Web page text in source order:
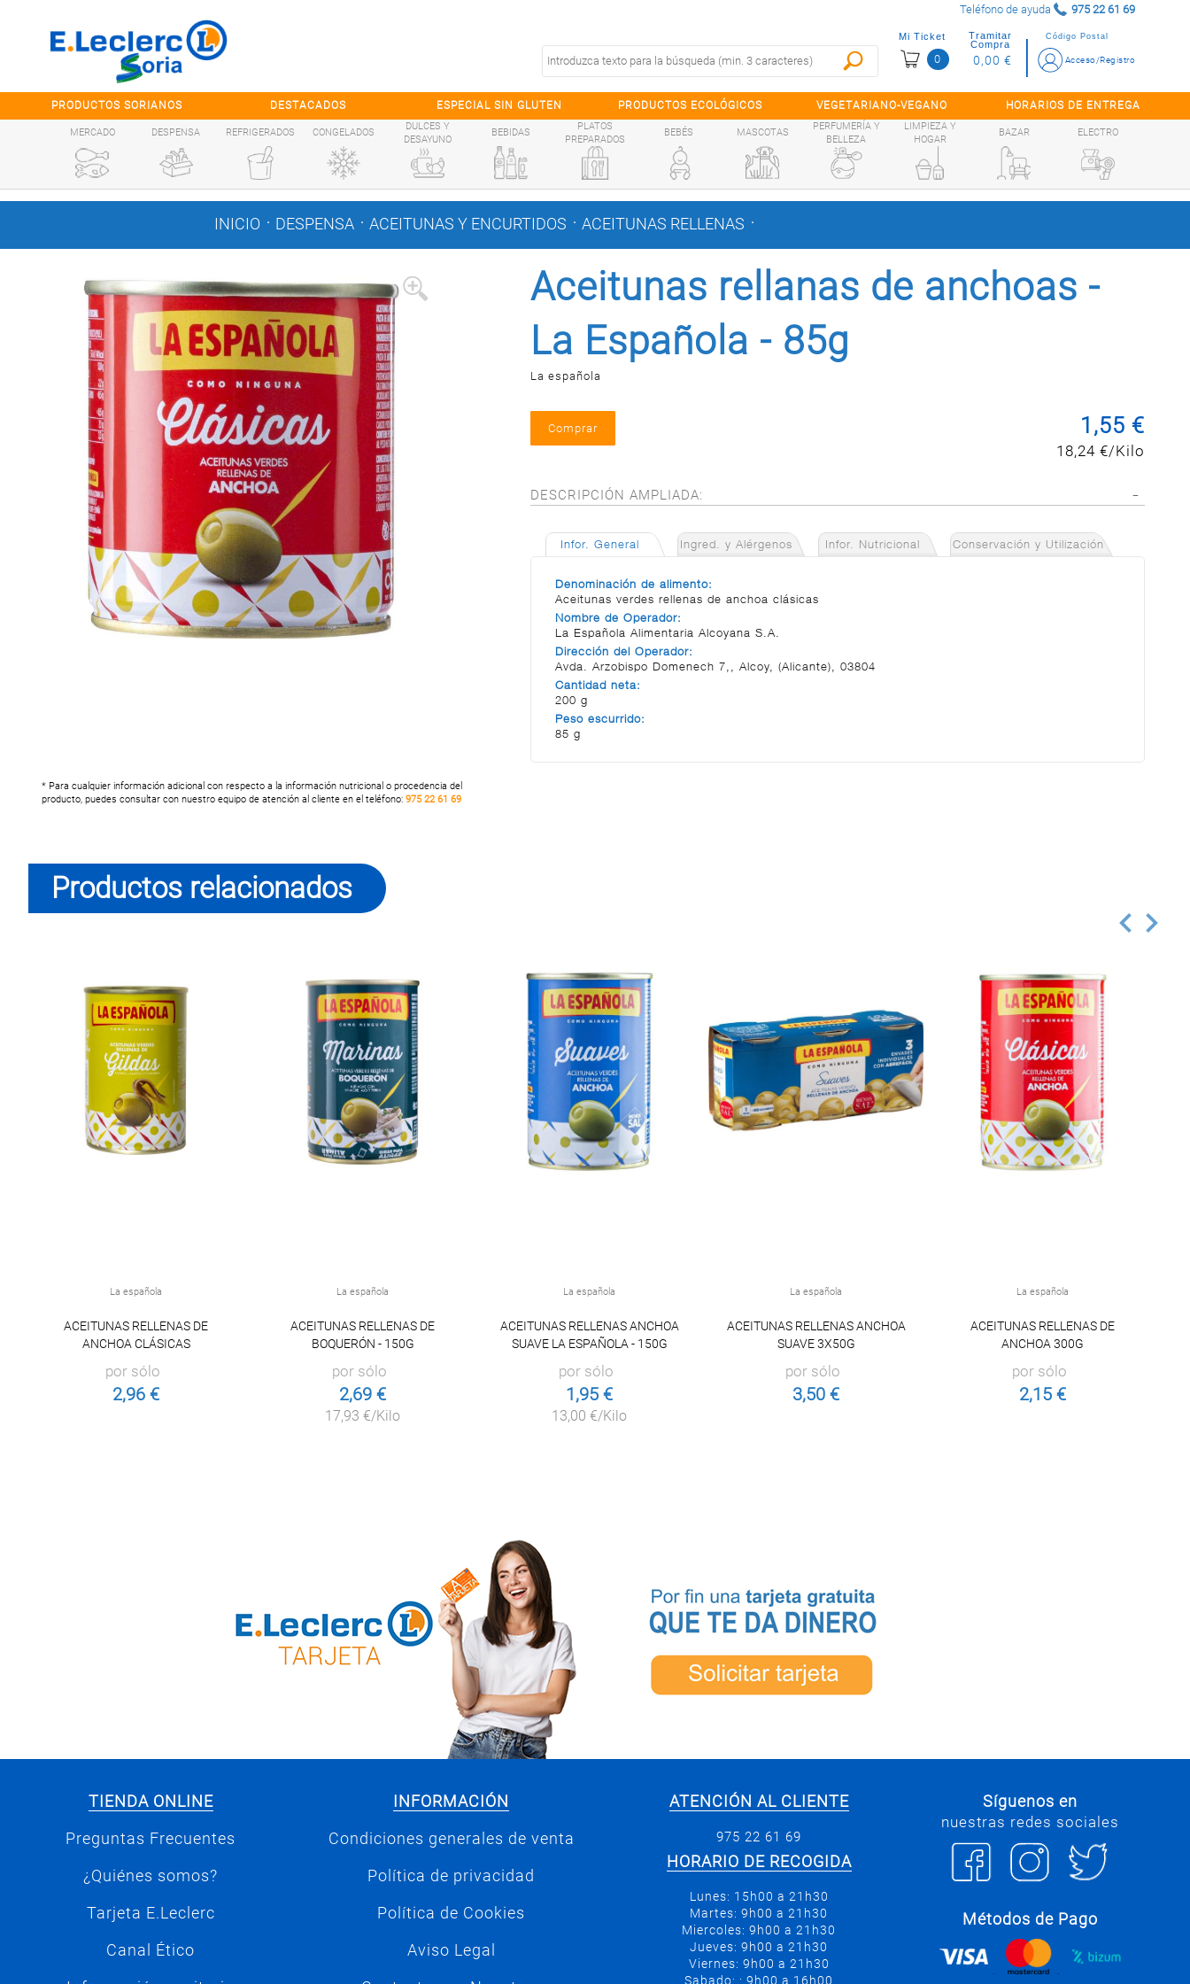
Teléfono de ayuda 975 22 61 69
Código Postal
Acceso/Registro
Mi Ticket
0
Tramitar
Compra
0,00 €
PRODUCTOS SORIANOS DESTACADOS ESPECIAL SIN GLUTEN PRODUCTOS ECOLÓGICOS VEGETARIANO-VEGANO HORARIOS DE ENTREGA
MERCADO DESPENSA REFRIGERADOS CONGELADOS
DULCES Y
DESAYUNO
BEBIDAS
PLATOS
PREPARADOS
BEBÉS MASCOTAS
PERFUMERÍA Y
BELLEZA
LIMPIEZA Y
HOGAR
BAZAR ELECTRO
INICIO . DESPENSA . ACEITUNAS Y ENCURTIDOS . ACEITUNAS RELLENAS .
Aceitunas rellanas de anchoas -
La Española - 85g
La española
1,55 €
18,24 €/Kilo
DESCRIPCIÓN AMPLIADA:
Infor. General Ingred. y Alérgenos Infor. Nutricional Conservación y Utilización
Denominación de alimento:
Aceitunas verdes rellenas de anchoa clásicas
Nombre de Operador:
La Española Alimentaria Alcoyana S.A.
Dirección del Operador:
Avda. Arzobispo Domenech 7,, Alcoy, (Alicante), 03804
Cantidad neta:
200 g
Peso escurrido:
85 g
* Para cualquier información adicional con respecto a la información nutricional o procedencia del
producto, puedes consultar con nuestro equipo de atención al cliente en el teléfono: 975 22 61 69
Productos relacionados
La española
ACEITUNAS RELLENAS DE
ANCHOA CLÁSICAS
por sólo
2,96 €
La española
ACEITUNAS RELLENAS DE
BOQUERÓN - 150G
por sólo
2,69 €
17,93 €/Kilo
La española
ACEITUNAS RELLENAS ANCHOA
SUAVE LA ESPAÑOLA - 150G
por sólo
1,95 €
13,00 €/Kilo
La española
ACEITUNAS RELLENAS ANCHOA
SUAVE 3X50G
por sólo
3,50 €
La española
ACEITUNAS RELLENAS DE
ANCHOA 300G
por sólo
2,15 €
TIENDA ONLINE
Preguntas Frecuentes
¿Quiénes somos?
Tarjeta E.Leclerc
Canal Ético
INFORMACIÓN
Condiciones generales de venta
Política de privacidad
Política de Cookies
Aviso Legal
ATENCIÓN AL CLIENTE
975 22 61 69
HORARIO DE RECOGIDA
Lunes: 15h00 a 21h30
Martes: 9h00 a 21h30
Miercoles: 9h00 a 21h30
Jueves: 9h00 a 21h30
Viernes: 9h00 a 21h30
Sabado: : 9h00 a 16h00
Síguenos en
nuestras redes sociales
Métodos de Pago
. .